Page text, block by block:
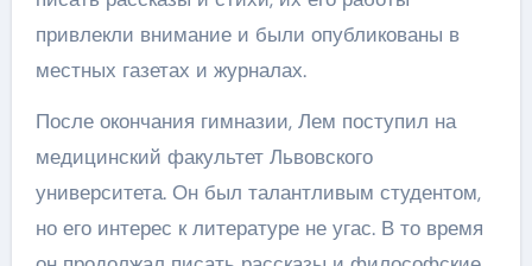
привлекли внимание и были опубликованы в
местных газетах и журналах.
После окончания гимназии, Лем поступил на
медицинский факультет Львовского
университета. Он был талантливым студентом,
но его интерес к литературе не угас. В то время